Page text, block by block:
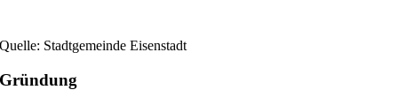
Quelle: Stadt­ge­meinde Eisenstadt
Grün­dung